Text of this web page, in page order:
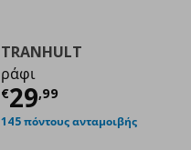
€ 17,99
TRANHULT
ράφι
€29,99
Τρέχουσα
145 πόντους ανταμοιβής